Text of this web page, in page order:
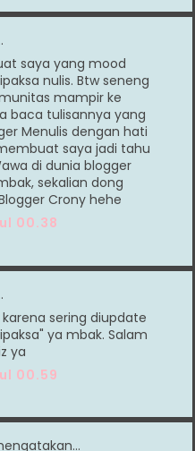
saya yang mood
nulis. Btw seneng
mampir ke
baca tulisannya yang
Menulis dengan hati
saya jadi tahu
di dunia blogger
sekalian dong
Crony hehe
00.38
sering diupdate
ya mbak. Salam
ya
00.59